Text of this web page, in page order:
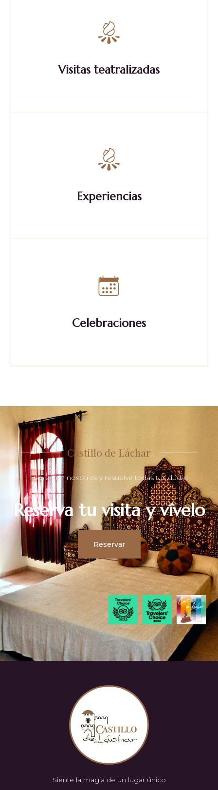
Visitas teatralizadas
Experiencias
Celebraciones
Castillo de Láchar
Habla con nosotros y resuelve todas tus dudas
Reserva tu visita y vívelo
Reservar
Siente la magia de un lugar único